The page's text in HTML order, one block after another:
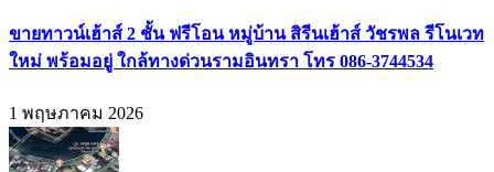
ขายทาวน์เฮ้าส์ 2 ชั้น ฟรีโอน หมู่บ้าน สิรีนเฮ้าส์ วัชรพล รีโนเวท
ใหม่ พร้อมอยู่ ใกล้ทางด่วนรามอินทรา โทร 086-3744534
1 พฤษภาคม 2026